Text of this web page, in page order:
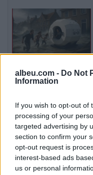
albeu.com - Do Not
Information
If you wish to opt-out of
processing of your
targeted advertising by
section to confirm your
opt-out request is
interest-based ads
us or personal